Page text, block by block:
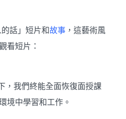
話」短片和故事 ，這藝術風
看短片：
，我們終能全面恢復面授課
境中學習和工作。